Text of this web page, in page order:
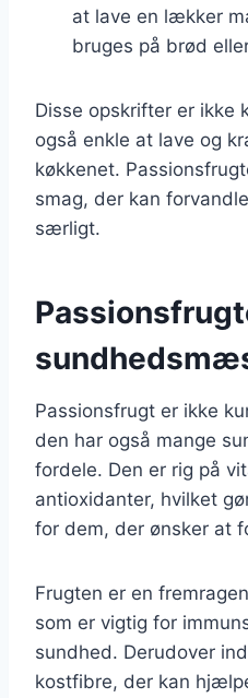
at lave en lækker
bruges på brød
Disse opskrifter er ikke
også enkle at lave og
køkkenet.
smag, der kan
særligt.
Passionsfrugt er ikke
den har også mange
fordele. Den er rig på
antioxidanter, hvilket
for dem, der ønsker at
Frugten er en
som er vigtig for
sundhed. Derudover
kostfibre, der kan